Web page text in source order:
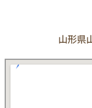
山形県